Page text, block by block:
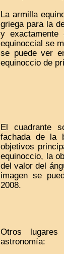
La armilla
griega para la
y
equinoccial se
se puede ver
equinoccio de
El cuadrante
fachada de la
objetivos
equinoccio, la
del valor del
imagen se
2008.
Otros
astronomía: